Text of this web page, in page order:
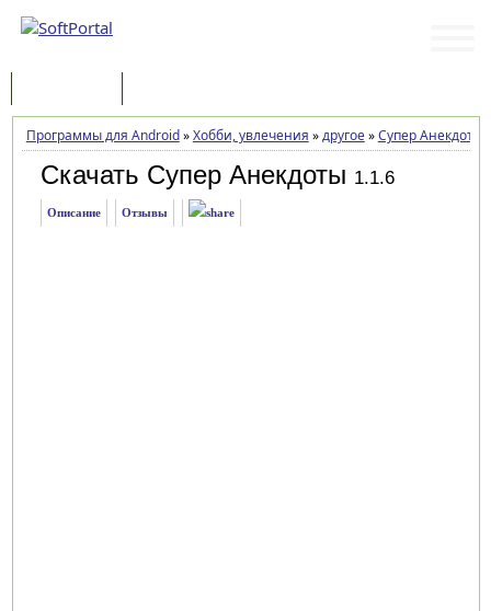
Программы для Android»Хобби, увлечения »другое»Супер Анекдоты
Скачать Супер Анекдоты 1.1.6
Описание Отзывы